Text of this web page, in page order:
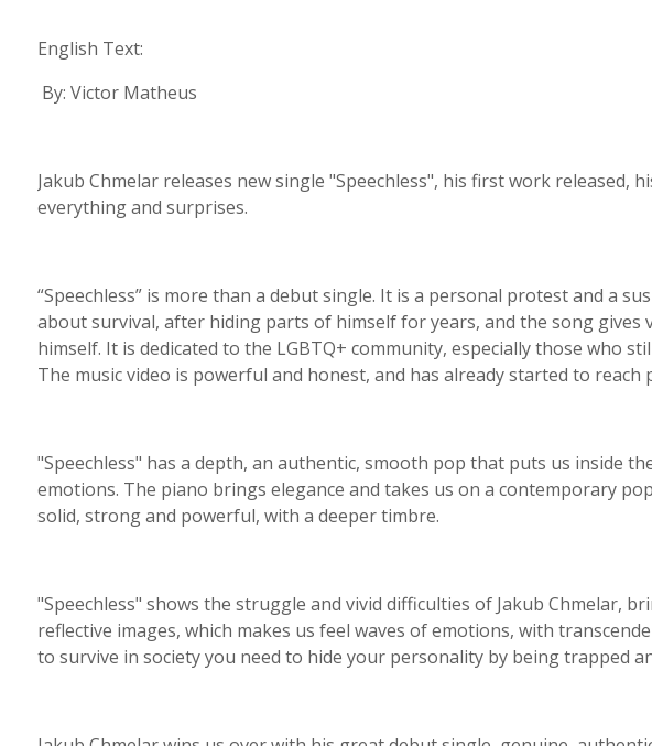
English Text:
By: Victor Matheus
Jakub Chmelar releases new single "Speechless", his first work released,
everything and surprises.
“Speechless” is more than a debut single. It is a personal protest and a
about survival, after hiding parts of himself for years, and the song gives
himself. It is dedicated to the LGBTQ+ community, especially those who
The music video is powerful and honest, and has already started to reach
"Speechless" has a depth, an authentic, smooth pop that puts us inside
emotions. The piano brings elegance and takes us on a contemporary
solid, strong and powerful, with a deeper timbre.
"Speechless" shows the struggle and vivid difficulties of Jakub Chmelar,
reflective images, which makes us feel waves of emotions, with
to survive in society you need to hide your personality by being trapped